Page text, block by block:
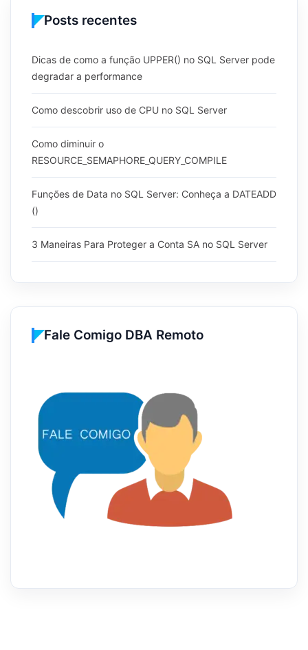
Posts recentes
Dicas de como a função UPPER() no SQL Server pode
degradar a performance
Como descobrir uso de CPU no SQL Server
Como diminuir o
RESOURCE_SEMAPHORE_QUERY_COMPILE
Funções de Data no SQL Server: Conheça a DATEADD
()
3 Maneiras Para Proteger a Conta SA no SQL Server
Fale Comigo DBA Remoto